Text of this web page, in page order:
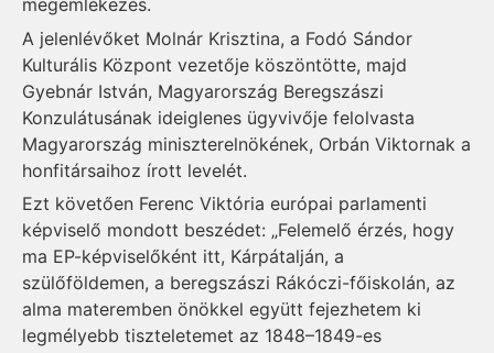
A jelenlévőket Molnár Krisztina, a Fodó Sándor
Kulturális Központ vezetője köszöntötte, majd
Gyebnár István, Magyarország Beregszászi
Konzulátusának ideiglenes ügyvivője felolvasta
Magyarország miniszterelnökének, Orbán Viktornak a
honfitársaihoz írott levelét.
Ezt követően Ferenc Viktória európai parlamenti
képviselő mondott beszédet: „Felemelő érzés, hogy
ma EP-képviselőként itt, Kárpátalján, a
szülőföldemen, a beregszászi Rákóczi-főiskolán, az
alma materemben önökkel együtt fejezhetem ki
legmélyebb tiszteletemet az 1848–1849-es